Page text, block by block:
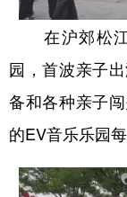
在沪郊松江
园，首波亲子
备和各种亲子
的EV音乐乐园